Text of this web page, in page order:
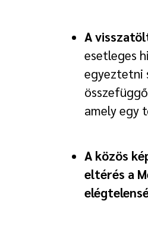
A
esetleges
egyeztetni
amely egy
A közös
eltérés a